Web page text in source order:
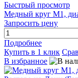
Быстрый просмотр
Медный круг М1,
Запросить цену
Подробнее
Купить в 1 клик
В избранное